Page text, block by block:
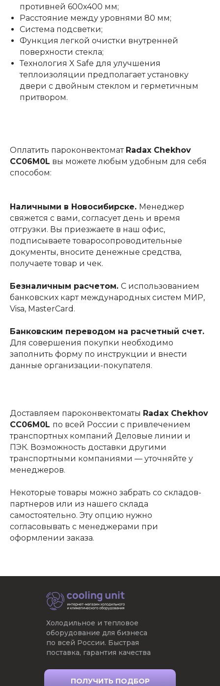
противней 600x400 мм;
Расстояние между уровнями 80 мм;
Система подсветки;
Функция легкой очистки внутренней
поверхности стекла;
Технология X Safe для улучшения
теплоизоляции предполагает установку
двери с двойным стеклом и герметичным
притвором.
Оплатить пароконвектомат Radax Chekhov
CC06M0L вы можете любым удобным для себя
способом:
Наличными в Новосибирске. Менеджер
свяжется с вами, согласует день и время
отгрузки. Вы приезжаете в наш офис,
подписываете товаросопроводительные
документы, вносите денежные средства,
получаете товар и чек.
Безналичным расчетом. С использованием
банковских карт международных систем МИР,
Visa, MasterCard.
Банковским переводом на расчетный счет.
Для совершения покупки необходимо
заполнить форму по инструкции и внести
данные организации-покупателя.
Доставляем пароконвектоматы Radax Chekhov
CC06M0L по всей России с привлечением
транспортных компаний Деловые линии и
ПЭК. Возможность доставки другими
транспортными компаниями — уточняйте у
менеджеров.
Некоторые товары можно забрать со складов-
партнеров или из нашего склада
самостоятельно. Эту опцию нужно
согласовывать с менеджерами при
оформлении заказа.
Холодильное и тепловое
оборудование для бизнеса
по всей России. Быстрая
поставка, гарантия качества
ПОЛУЧИТЬ ПОДБОР